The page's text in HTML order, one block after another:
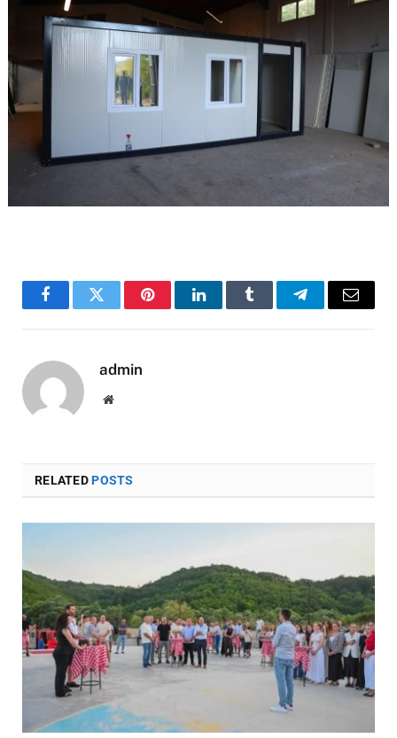
FacebookTwitter PinterestLinkedInTumblr TelegramEmail
admin
Website
RELATEDPOSTS